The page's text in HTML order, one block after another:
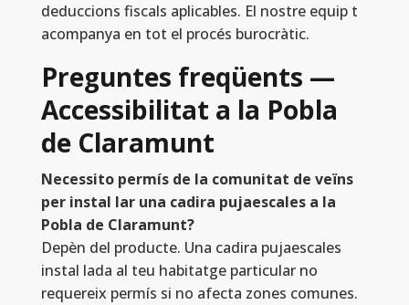
deduccions fiscals aplicables. El nostre equip t
acompanya en tot el procés burocràtic.
Preguntes freqüents —
Accessibilitat a la Pobla
de Claramunt
Necessito permís de la comunitat de veïns
per instal lar una cadira pujaescales a la
Pobla de Claramunt?
Depèn del producte. Una cadira pujaescales
instal lada al teu habitatge particular no
requereix permís si no afecta zones comunes.